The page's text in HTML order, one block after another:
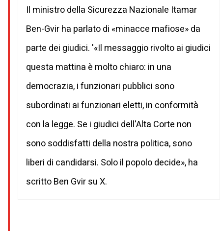
Il ministro della Sicurezza Nazionale Itamar
Ben-Gvir ha parlato di «minacce mafiose» da
parte dei giudici. '«Il messaggio rivolto ai giudici
questa mattina è molto chiaro: in una
democrazia, i funzionari pubblici sono
subordinati ai funzionari eletti, in conformità
con la legge. Se i giudici dell'Alta Corte non
sono soddisfatti della nostra politica, sono
liberi di candidarsi. Solo il popolo decide», ha
scritto Ben Gvir su X.